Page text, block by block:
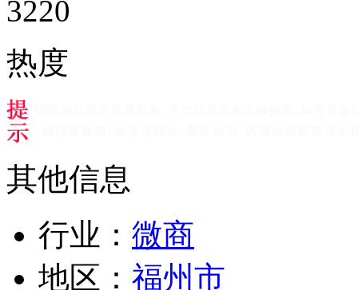
3220
热度
其他信息
行业： 微商
地区： 福州市